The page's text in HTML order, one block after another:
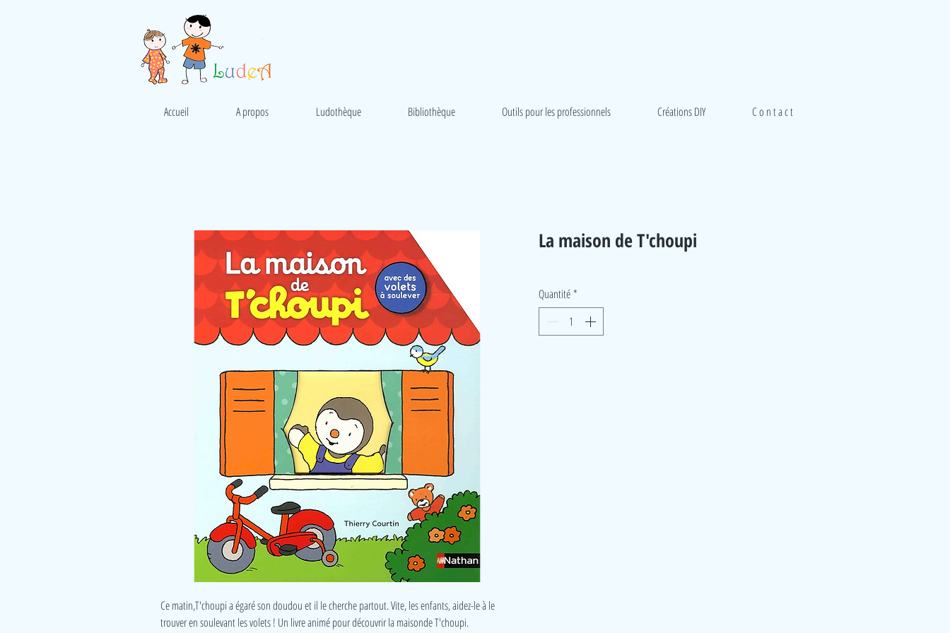
Accueil A propos Ludothèque Bibliothèque Outils pour les professionnels Créations DIY C o n t a c t
Ce matin,T'choupi a égaré son doudou et il le cherche partout. Vite, les enfants, aidez-le à le
trouver en soulevant les volets ! Un livre animé pour découvrir la maisonde T'choupi.
La maison de T'choupi
Quantité *